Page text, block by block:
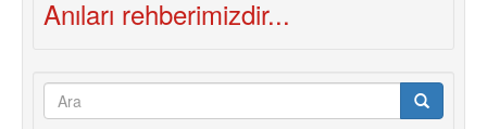
Anıları rehberimizdir...
Arama